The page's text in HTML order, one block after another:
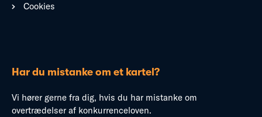
Cookies
Har du mistanke om et kartel?
Vi hører gerne fra dig, hvis du har mistanke om
overtrædelser af konkurrenceloven.